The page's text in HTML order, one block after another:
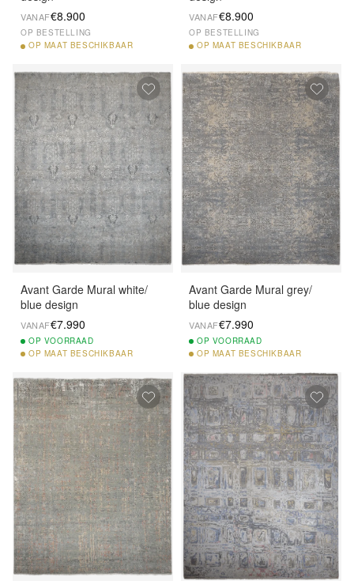
VANAF€8.900
OP BESTELLING
OP MAAT BESCHIKBAAR
VANAF€8.900
OP BESTELLING
OP MAAT BESCHIKBAAR
Avant Garde Mural white/
blue design
VANAF€7.990
OP VOORRAAD
OP MAAT BESCHIKBAAR
Avant Garde Mural grey/
blue design
VANAF€7.990
OP VOORRAAD
OP MAAT BESCHIKBAAR